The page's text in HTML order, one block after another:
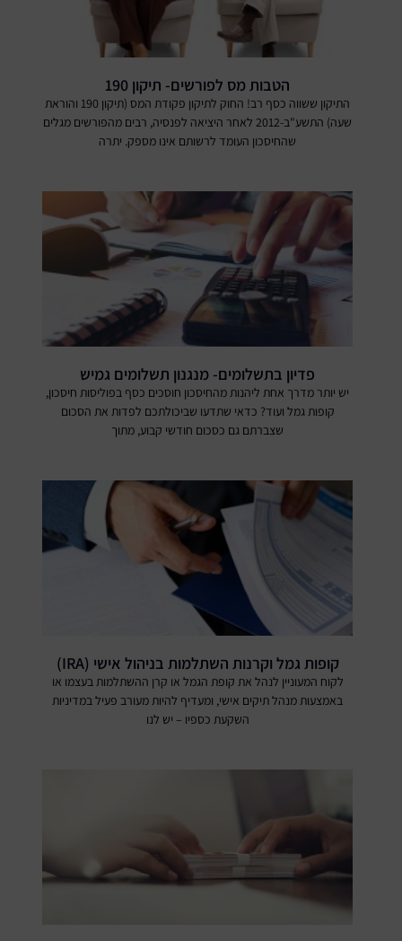
הטבות מס לפורשים- תיקון 190
התיקון ששווה כסף רב! החוק לתיקון פקודת המס (תיקון 190 והוראת
שעה) התשע"ב-2012 לאחר היציאה לפנסיה, רבים מהפורשים מגלים
שהחיסכון העומד לרשותם אינו מספק. יתרה
פדיון בתשלומים- מנגנון תשלומים גמיש
יש יותר מדרך אחת ליהנות מהחיסכון חוסכים כסף בפוליסות חיסכון,
קופות גמל ועוד? כדאי שתדעו שביכולתכם לפדות את הסכום
שצברתם גם כסכום חודשי קבוע, מתוך
קופות גמל וקרנות השתלמות בניהול אישי (IRA)
לקוח המעוניין לנהל את קופת הגמל או קרן ההשתלמות בעצמו או
באמצעות מנהל תיקים אישי, ומעדיף להיות מעורב פעיל במדיניות
השקעת כספיו – יש לנו